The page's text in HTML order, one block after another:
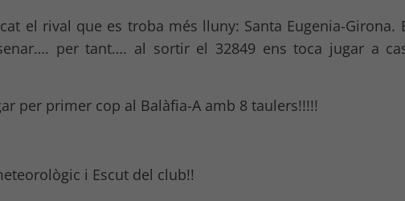
el rival que es troba més lluny: Santa Eugenia-Girona.
per tant…. al sortir el 32849 ens toca jugar a
per primer cop al Balàfia-A amb 8 taulers!!!!!
i Escut del club!!